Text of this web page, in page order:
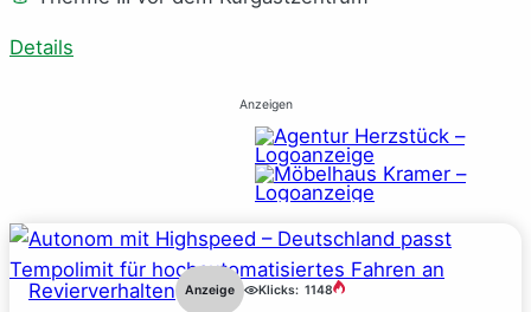
Details
Anzeigen
Revierverhalten Anzeige Klicks: 1148